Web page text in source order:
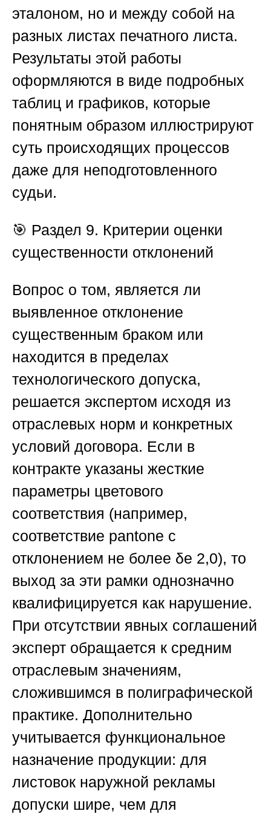
эталоном, но и между собой на
разных листах печатного листа.
Результаты этой работы
оформляются в виде подробных
таблиц и графиков, которые
понятным образом иллюстрируют
суть происходящих процессов
даже для неподготовленного
судьи.
🎯 Раздел 9. Критерии оценки
существенности отклонений
Вопрос о том, является ли
выявленное отклонение
существенным браком или
находится в пределах
технологического допуска,
решается экспертом исходя из
отраслевых норм и конкретных
условий договора. Если в
контракте указаны жесткие
параметры цветового
соответствия (например,
соответствие pantone с
отклонением не более δe 2,0), то
выход за эти рамки однозначно
квалифицируется как нарушение.
При отсутствии явных соглашений
эксперт обращается к средним
отраслевым значениям,
сложившимся в полиграфической
практике. Дополнительно
учитывается функциональное
назначение продукции: для
листовок наружной рекламы
допуски шире, чем для